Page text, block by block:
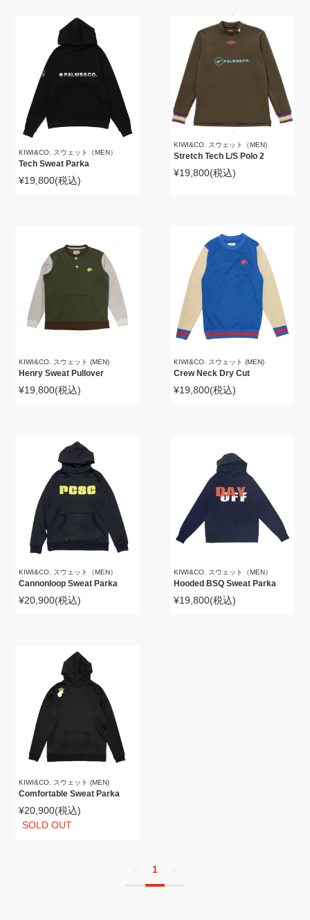
KIWI&CO. スウェット（MEN）
Tech Sweat Parka
¥19,800(税込)
KIWI&CO. スウェット（MEN)
Stretch Tech L/S Polo 2
¥19,800(税込)
KIWI&CO. スウェット (MEN)
Henry Sweat Pullover
¥19,800(税込)
KIWI&CO. スウェット (MEN)
Crew Neck Dry Cut
¥19,800(税込)
KIWI&CO. スウェット（MEN）
Cannonloop Sweat Parka
¥20,900(税込)
KIWI&CO. スウェット（MEN）
Hooded BSQ Sweat Parka
¥19,800(税込)
KIWI&CO. スウェット (MEN)
Comfortable Sweat Parka
¥20,900(税込)
SOLD OUT
1